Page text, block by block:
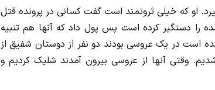
او که خیلی ثروتمند است گفت کسانی در پرونده قتل
را دستگیر کرده است‌ پس پول داد که آنها هم تنبیه
است در یک عروسی بودند دو نفر از دوستان شفیق از
وقتی آنها از عروسی بیرون آمدند شلیک کردیم و